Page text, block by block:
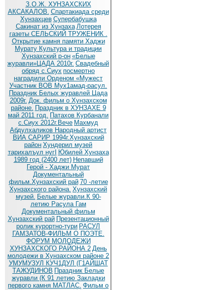
З.О.Ж. ХУНЗАХСКИХ
АКСАКАЛОВ. Спартакиада среди
Хунзахцев Супербабушка
Сакинат из Хунзаха Лотерея
газеты СЕЛЬСКИЙ ТРУЖЕНИК .
Открытие камня памяти Хаджи
Мурату Культура и традиции
Хунзахский р-он «Белые
журавли»ЦАДА 2010г. Cвадебный
обряд c.Сиух посмертно
наградили Орденом «Мужест
Участник ВОВ Мух1амад-расул.
Праздник Белых журавлей Цада
2009г. Док. фильм о Хунзахском
районе. Праздник в ХУНЗАХЕ 9
май 2011 год. Патахов Курбанали
с.Сиух 2012г.Вече Махмуд
Абдулхаликов Народный артист
ВИА САРИР 1994г.Хунзахский
район Хундерил музей
тарихалъул нугI Юбилей Хунзаха
1989 год (2400 лет) Непавший
Герой - Хаджи Мурат
Документальный
фильм.Хунзахский рай 70 -летие
Хунзахского района. Хунзахский
музей. Белые журавли.К 90-
летию Расула Гам
Документальный фильм
Хунзахский рай Презентационный
ролик курортно-тури РАСУЛ
ГАМЗАТОВ-ФИЛЬМ О ПОЭТЕ.
ФОРУМ МОЛОДЕЖИ
ХУНЗАХСКОГО РАЙОНА 2 День
молодежи в Хунзахском районе 2
УМУМУЗУЛ КУЧ1ДУЛ (Г1АЙШАТ
ТАЖУДИНОВ Праздник Белые
журавли (К 91 летию Закладки
первого камня МАТЛАС. Фильм о